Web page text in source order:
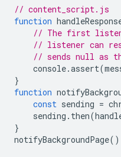
// content_script.js
function
// The first
// listener can
// sends null as
console.assert(
}
function
const sending =
sending . then(
}
notifyBackgroundPage